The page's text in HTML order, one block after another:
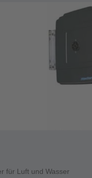
für Luft und Wasser